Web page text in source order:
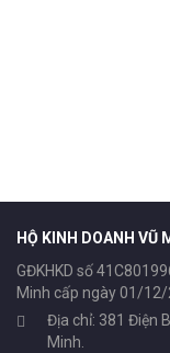
HỘ KINH DOANH VŨ
GĐKHKD số
Minh cấp ngày 01/12/
Địa chỉ: 381 Điện
Minh.